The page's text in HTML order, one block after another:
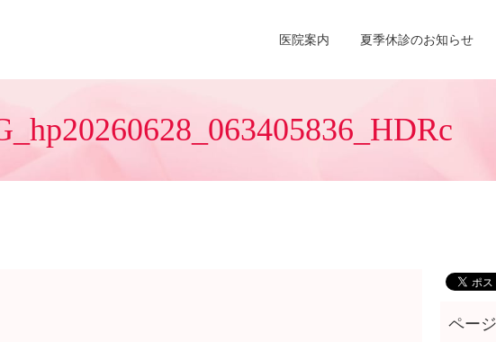
医院案内 夏季休診のお知らせ